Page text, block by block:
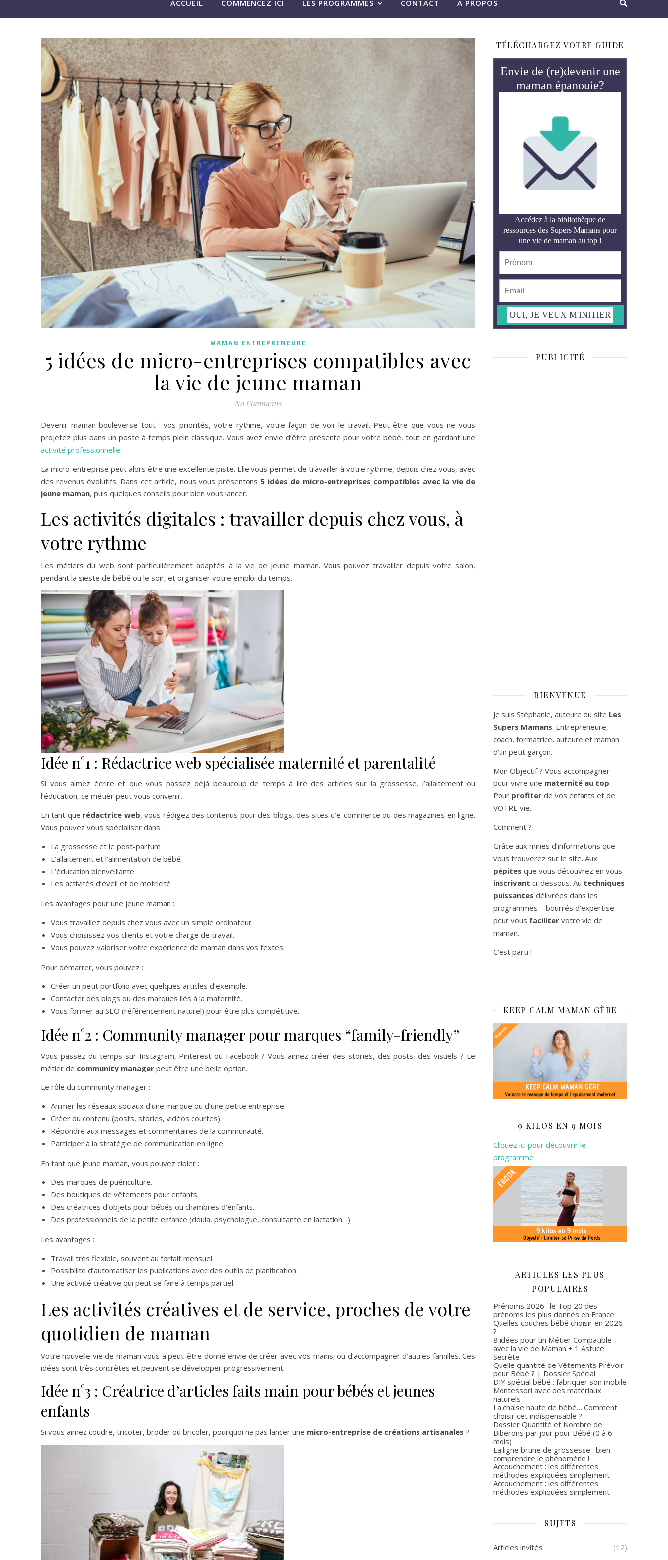
ACCUEIL COMMENCEZ ICI LES PROGRAMMES CONTACT A PROPOS
MAMAN ENTREPRENEURE
5 idées de micro-entreprises compatibles avec
la vie de jeune maman
No Comments
Devenir maman bouleverse tout : vos priorités, votre rythme, votre façon de voir le travail. Peut-être que vous ne vous
projetez plus dans un poste à temps plein classique. Vous avez envie d’être présente pour votre bébé, tout en gardant une
activité professionnelle.
La micro-entreprise peut alors être une excellente piste. Elle vous permet de travailler à votre rythme, depuis chez vous, avec
des revenus évolutifs. Dans cet article, nous vous présentons 5 idées de micro-entreprises compatibles avec la vie de
jeune maman, puis quelques conseils pour bien vous lancer.
Les activités digitales : travailler depuis chez vous, à
votre rythme
Les métiers du web sont particulièrement adaptés à la vie de jeune maman. Vous pouvez travailler depuis votre salon,
pendant la sieste de bébé ou le soir, et organiser votre emploi du temps.
Idée n°1 : Rédactrice web spécialisée maternité et parentalité
Si vous aimez écrire et que vous passez déjà beaucoup de temps à lire des articles sur la grossesse, l’allaitement ou
l’éducation, ce métier peut vous convenir.
En tant que rédactrice web, vous rédigez des contenus pour des blogs, des sites d’e-commerce ou des magazines en ligne.
Vous pouvez vous spécialiser dans :
La grossesse et le post-partum
L’allaitement et l’alimentation de bébé
L’éducation bienveillante
Les activités d’éveil et de motricité
Les avantages pour une jeune maman :
Vous travaillez depuis chez vous avec un simple ordinateur.
Vous choisissez vos clients et votre charge de travail.
Vous pouvez valoriser votre expérience de maman dans vos textes.
Pour démarrer, vous pouvez :
Créer un petit portfolio avec quelques articles d’exemple.
Contacter des blogs ou des marques liés à la maternité.
Vous former au SEO (référencement naturel) pour être plus compétitive.
Idée n°2 : Community manager pour marques “family-friendly”
Vous passez du temps sur Instagram, Pinterest ou Facebook ? Vous aimez créer des stories, des posts, des visuels ? Le
métier de community manager peut être une belle option.
Le rôle du community manager :
Animer les réseaux sociaux d’une marque ou d’une petite entreprise.
Créer du contenu (posts, stories, vidéos courtes).
Répondre aux messages et commentaires de la communauté.
Participer à la stratégie de communication en ligne.
En tant que jeune maman, vous pouvez cibler :
Des marques de puériculture.
Des boutiques de vêtements pour enfants.
Des créatrices d’objets pour bébés ou chambres d’enfants.
Des professionnels de la petite enfance (doula, psychologue, consultante en lactation…).
Les avantages :
Travail très flexible, souvent au forfait mensuel.
Possibilité d’automatiser les publications avec des outils de planification.
Une activité créative qui peut se faire à temps partiel.
Les activités créatives et de service, proches de votre
quotidien de maman
Votre nouvelle vie de maman vous a peut-être donné envie de créer avec vos mains, ou d’accompagner d’autres familles. Ces
idées sont très concrètes et peuvent se développer progressivement.
Idée n°3 : Créatrice d’articles faits main pour bébés et jeunes
enfants
Si vous aimez coudre, tricoter, broder ou bricoler, pourquoi ne pas lancer une micro-entreprise de créations artisanales ?
TÉLÉCHARGEZ VOTRE GUIDE
PUBLICITÉ
BIENVENUE
Je suis Stéphanie, auteure du site Les
Supers Mamans. Entrepreneure,
coach, formatrice, auteure et maman
d’un petit garçon.
Mon Objectif ? Vous accompagner
pour vivre une maternité au top.
Pour profiter de vos enfants et de
VOTRE vie.
Comment ?
Grâce aux mines d’informations que
vous trouverez sur le site. Aux
pépites que vous découvrez en vous
inscrivant ci-dessous. Au techniques
puissantes délivrées dans les
programmes – bourrés d’expertise –
pour vous faciliter votre vie de
maman.
C’est parti !
KEEP CALM MAMAN GÈRE
9 KILOS EN 9 MOIS
Cliquez ici pour découvrir le
programme
ARTICLES LES PLUS
POPULAIRES
Prénoms 2026 : le Top 20 des
prénoms les plus donnés en France
Quelles couches bébé choisir en 2026
?
8 idées pour un Métier Compatible
avec la vie de Maman + 1 Astuce
Secrète
Quelle quantité de Vêtements Prévoir
pour Bébé ? | Dossier Spécial
DIY spécial bébé : fabriquer son mobile
Montessori avec des matériaux
naturels
La chaise haute de bébé… Comment
choisir cet indispensable ?
Dossier Quantité et Nombre de
Biberons par jour pour Bébé (0 à 6
mois)
La ligne brune de grossesse : bien
comprendre le phénomène !
Accouchement : les différentes
méthodes expliquées simplement
Accouchement : les différentes
méthodes expliquées simplement
SUJETS
Articles invités (12)